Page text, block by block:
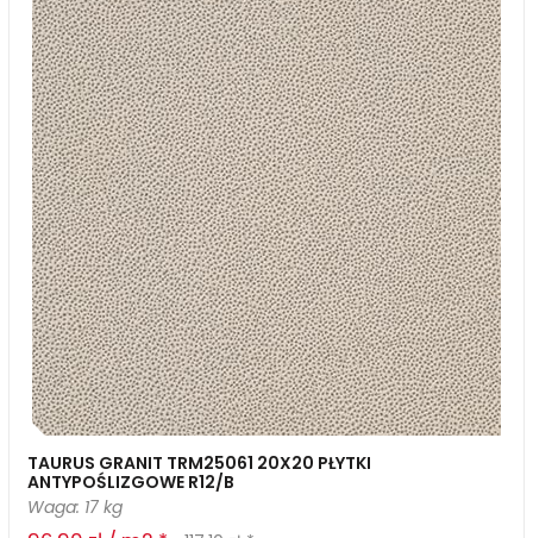
TAURUS GRANIT TRM25061 20X20 PŁYTKI
ANTYPOŚLIZGOWE R12/B
Waga: 17 kg